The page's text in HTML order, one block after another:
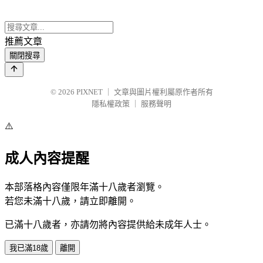
推薦文章
關閉搜尋
© 2026 PIXNET
文章與圖片權利屬原作者所有
隱私權政策
服務聲明
⚠️
成人內容提醒
本部落格內容僅限年滿十八歲者瀏覽。
若您未滿十八歲，請立即離開。
已滿十八歲者，亦請勿將內容提供給未成年人士。
我已滿18歲 離開